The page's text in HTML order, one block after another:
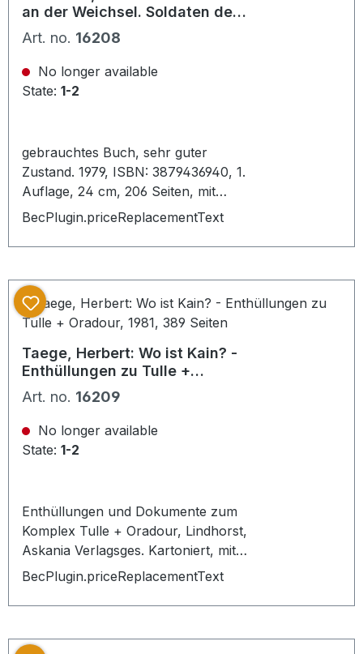
3. Reich mit dem Schwerpunkt der
hingebungsvollen Einsatz der
Jugend im Krieg an der Front und in
der Heimat. Stichworte : Biografien ,
Reichskanzlei Bunker
Präsidialkanzlei Adolf Hitler
Selbstmord Eva Braun Russen
Sowjets russische sowjetische
Mohnke Kruke] _
an der Weichsel. Soldaten der
letzten Stunde.
Art. no. 16208
No longer available
State: 1-2
gebrauchtes Buch, sehr guter
Zustand. 1979, ISBN: 3879436940, 1.
Auflage, 24 cm, 206 Seiten, mit
vielen Abbildungen auf Tafeln, roter
Pappband, geprägter Rückentitel
und Deckelvignette, Original-
Vorsätzen. Schutzumschlag schön.
Pappband PU:Stuttgart, Motorbuch
Verlag 1979.
BecPlugin.priceReplacementText
Taege, Herbert: Wo ist Kain? -
Enthüllungen zu Tulle +
Oradour, 1981, 389 Seiten
Art. no. 16209
No longer available
State: 1-2
Enthüllungen und Dokumente zum
Komplex Tulle + Oradour, Lindhorst,
Askania Verlagsges. Kartoniert, mit
Abbildungen, Karten im Text,
Zustand 2
BecPlugin.priceReplacementText